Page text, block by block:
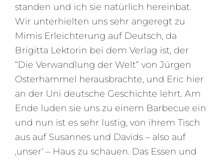
standen und ich sie natürlich hereinbat.
Wir unterhielten uns sehr angeregt zu
Mimis Erleichterung auf Deutsch, da
Brigitta Lektorin bei dem Verlag ist, der
“Die Verwandlung der Welt“ von Jürgen
Osterhammel herausbrachte, und Eric hier
an der Uni deutsche Geschichte lehrt. Am
Ende luden sie uns zu einem Barbecue ein
und nun ist es sehr lustig, von ihrem Tisch
aus auf Susannes und Davids – also auf
‚unser‘ – Haus zu schauen. Das Essen und